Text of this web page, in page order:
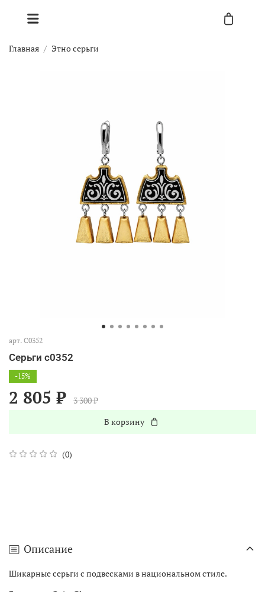
Главная Этно серьги
арт. С0352
Серьги с0352
(0)
-15%
2 805 ₽
3 300 ₽
В корзину
Описание
Шикарные серьги с подвесками в национальном стиле.